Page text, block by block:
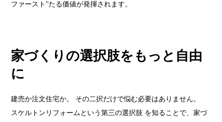
ファースト”たる価値が発揮されます。
家づくりの選択肢をもっと自由
に
建売か注文住宅か。 その二択だけで悩む必要はありません。
スケルトンリフォームという第三の選択肢 を知ることで、家づ